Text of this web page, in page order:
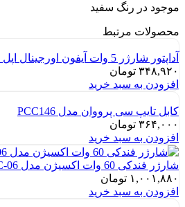
موجود در رنگ سفید
محصولات مرتبط
آداپتور شارژر 5 وات آیفون اورجینال اپل استوری با گارانتی
۳۴۸,۹۲۰ تومان
افزودن به سبد خرید
کابل تایپ سی پرووان مدل PCC146
۳۶۴,۰۰۰ تومان
افزودن به سبد خرید
شارژر فندکی 60 وات اکسیژن مدل AC-06
۱,۰۰۱,۸۸۰ تومان
افزودن به سبد خرید